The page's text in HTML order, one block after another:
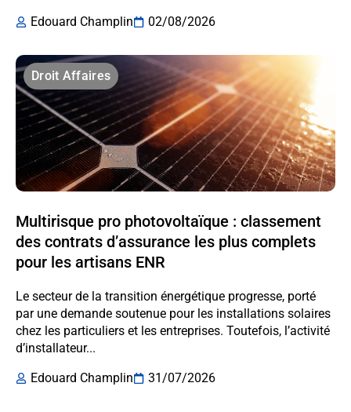
Edouard Champlin
02/08/2026
Droit Affaires
Multirisque pro photovoltaïque : classement
des contrats d’assurance les plus complets
pour les artisans ENR
Le secteur de la transition énergétique progresse, porté
par une demande soutenue pour les installations solaires
chez les particuliers et les entreprises. Toutefois, l’activité
d’installateur...
Edouard Champlin
31/07/2026